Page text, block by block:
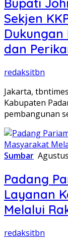
Bupati
Sekjen
dan
redaksitbn
Jakarta,
Kabupaten
pembangunan
Sumbar
Padang
Layanan
Melalui
redaksitbn